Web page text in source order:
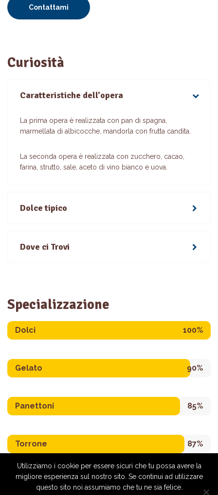
Contattami
Curiosità
Caratteristiche dell'opera
La prima opera è realizzata con pan di spagna,
marmellata di albicocche, mandorla con frutta candita.
La seconda opera è realizzata con zucchero, cacao,
farina, strutto, sale, aceto di vino bianco e uova.
Dolce tipico
Dove ci Trovi
Specializzazione
Dolci 100%
Gelato 90%
Panettoni 85%
Torrone 87%
Utilizziamo i cookie per essere sicuri che tu possa avere la
migliore esperienza sul nostro sito. Se continui ad utilizzare
questo sito noi assumiamo che tu ne sia felice.